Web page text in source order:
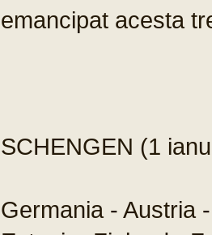
emancipat acesta
SCHENGEN (1
Germania - Austria